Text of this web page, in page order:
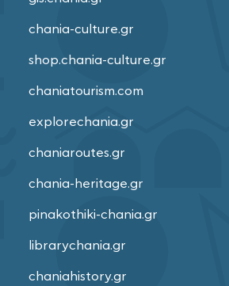
chania-culture.gr
shop.chania-culture.gr
chaniatourism.com
explorechania.gr
chaniaroutes.gr
chania-heritage.gr
pinakothiki-chania.gr
librarychania.gr
chaniahistory.gr